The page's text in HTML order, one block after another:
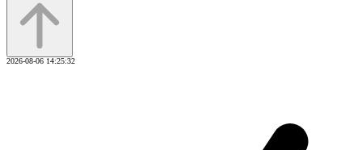
2026-08-06 14:25:32